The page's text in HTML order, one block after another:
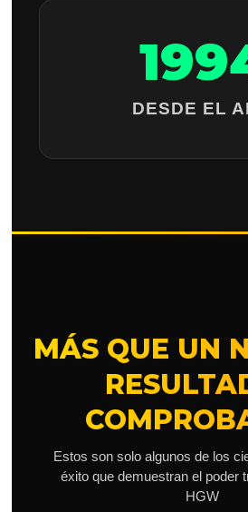
DESDE EL
MÁS QUE UN
Estos son solo algunos de los
éxito que demuestran el poder
HGW